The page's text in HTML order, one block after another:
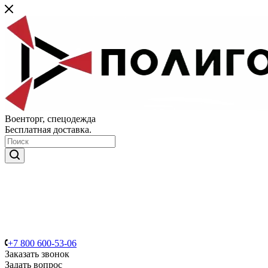
Военторг, спецодежда
Бесплатная доставка.
+7 800 600-53-06
Заказать звонок
Задать вопрос